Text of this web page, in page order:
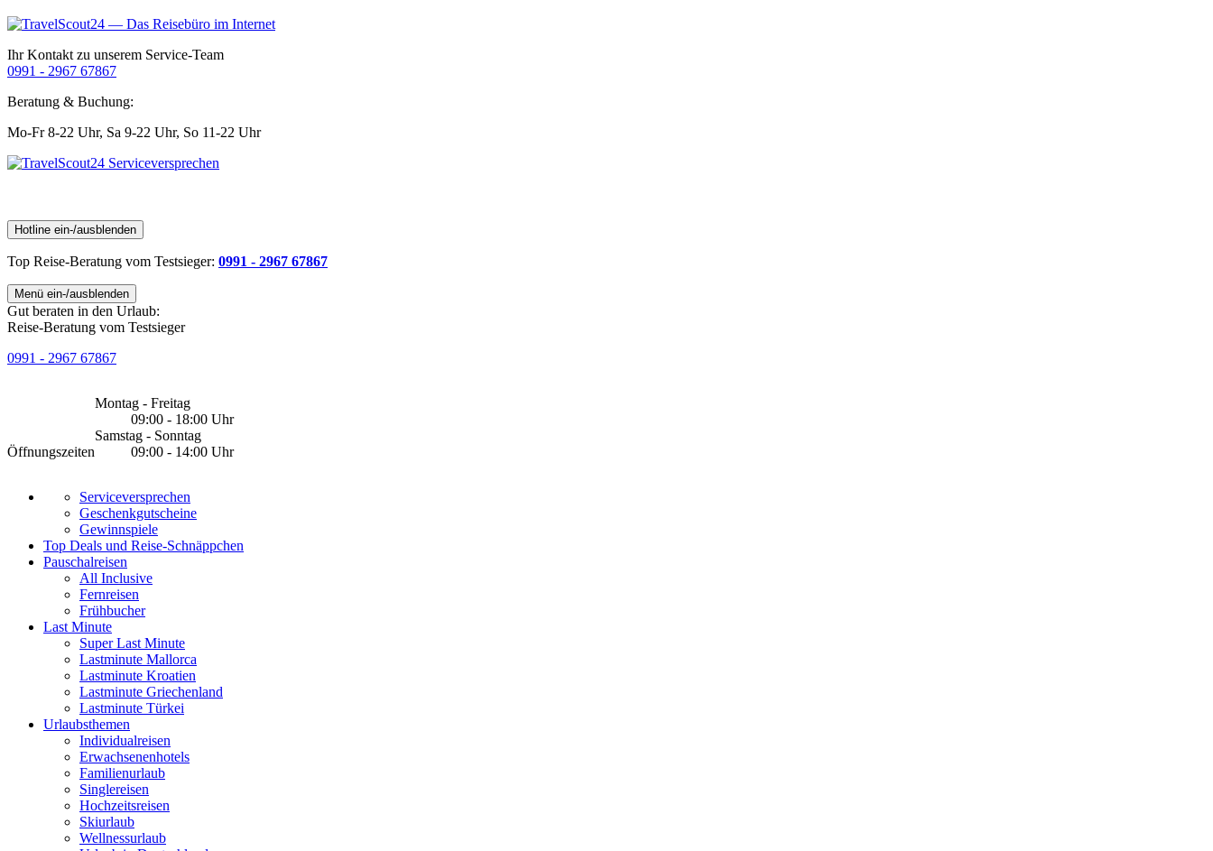
Ihr Kontakt zu unserem Service-Team
0991 - 2967 67867
Beratung & Buchung:
Mo-Fr 8-22 Uhr, Sa 9-22 Uhr, So 11-22 Uhr
Hotline ein-/ausblenden
Top Reise-Beratung vom Testsieger: 0991 - 2967 67867
Menü ein-/ausblenden
Gut beraten in den Urlaub:
Reise-Beratung vom Testsieger
0991 - 2967 67867
Öffnungszeiten
Montag - Freitag
09:00 - 18:00 Uhr
Samstag - Sonntag
09:00 - 14:00 Uhr
Serviceversprechen
Geschenkgutscheine
Gewinnspiele
Top Deals und Reise-Schnäppchen
Pauschalreisen
All Inclusive
Fernreisen
Frühbucher
Last Minute
Super Last Minute
Lastminute Mallorca
Lastminute Kroatien
Lastminute Griechenland
Lastminute Türkei
Urlaubsthemen
Individualreisen
Erwachsenenhotels
Familienurlaub
Singlereisen
Hochzeitsreisen
Skiurlaub
Wellnessurlaub